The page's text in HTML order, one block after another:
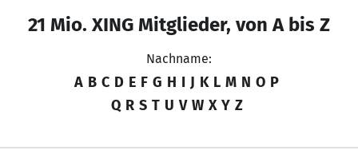
21 Mio. XING Mitglieder, von A bis Z
Nachname:
A B C D E F G H I J K L M N O P
Q R S T U V W X Y Z